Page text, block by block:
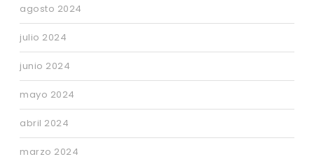
agosto 2024
julio 2024
junio 2024
mayo 2024
abril 2024
marzo 2024